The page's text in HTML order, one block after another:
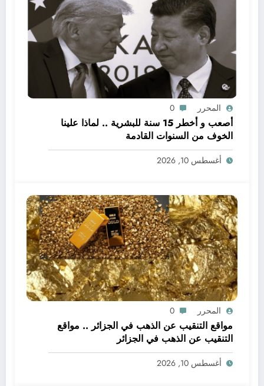
المحرر 0
أصعب و أخطر 15 سنة للبشرية .. لماذا علينا
الخوف من السنوات القادمة
أغسطس 10, 2026
المحرر 0
مواقع التنقيب عن الذهب في الجزائر .. مواقع
التنقيب عن الذهب في الجزائر
أغسطس 10, 2026